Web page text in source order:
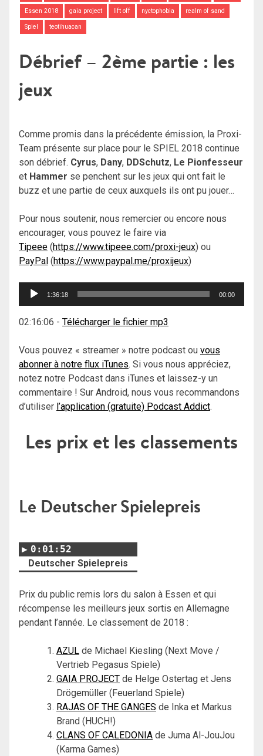
Essen 2018 gaia project lift off nyctophobia realm of sand
Spiel teotihuacan
Débrief – 2ème partie : les
jeux
Comme promis dans la précédente émission, la Proxi-
Team présente sur place pour le SPIEL 2018 continue
son débrief. Cyrus, Dany, DDSchutz, Le Pionfesseur
et Hammer se penchent sur les jeux qui ont fait le
buzz et une partie de ceux auxquels ils ont pu jouer…
Pour nous soutenir, nous remercier ou encore nous
encourager, vous pouvez le faire via
Tipeee (https://www.tipeee.com/proxi-jeux) ou
PayPal (https://www.paypal.me/proxijeux)
Lecteur
1:36:18 00:00
02:16:06 - Télécharger le fichier mp3
Vous pouvez « streamer » notre podcast ou vous
abonner à notre flux iTunes. Si vous nous appréciez,
notez notre Podcast dans iTunes et laissez-y un
commentaire ! Sur Android, nous vous recommandons
d’utiliser l’application (gratuite) Podcast Addict.
Les prix et les classements
Le Deutscher Spielepreis
0:01:52
Deutscher Spielepreis
Prix du public remis lors du salon à Essen et qui
récompense les meilleurs jeux sortis en Allemagne
pendant l’année. Le classement de 2018 :
AZUL de Michael Kiesling (Next Move /
Vertrieb Pegasus Spiele)
GAIA PROJECT de Helge Ostertag et Jens
Drögemüller (Feuerland Spiele)
RAJAS OF THE GANGES de Inka et Markus
Brand (HUCH!)
CLANS OF CALEDONIA de Juma Al-JouJou
(Karma Games)